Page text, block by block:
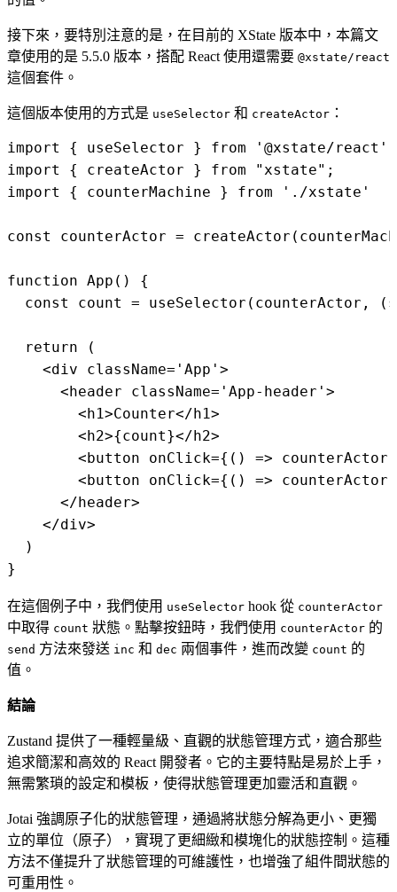
接下來，要特別注意的是，在目前的 XState 版本中，本篇文
章使用的是 5.5.0 版本，搭配 React 使用還需要 @xstate/react
這個套件。
這個版本使用的方式是 useSelector 和 createActor ：
import { useSelector } from '@xstate/react'
import { createActor } from "xstate";
import { counterMachine } from './xstate'
const counterActor =
function App() {
const count = useSelector(counterActor,
  return (
    <div className='App'>
      <header className='App-header'>
        <h1>Counter</h1>
        <h2>{count}</h2>
<button onClick={() =>
<button onClick={() =>
      </header>
    </div>
  )
在這個例子中，我們使用 useSelector hook 從 counterActor
中取得 count 狀態。點擊按鈕時，我們使用 counterActor 的
send 方法來發送 inc 和 dec 兩個事件，進而改變 count 的
值。
結論
Zustand 提供了一種輕量級、直觀的狀態管理方式，適合那些
追求簡潔和高效的 React 開發者。它的主要特點是易於上手，
無需繁瑣的設定和模板，使得狀態管理更加靈活和直觀。
Jotai 強調原子化的狀態管理，通過將狀態分解為更小、更獨
立的單位（原子），實現了更細緻和模塊化的狀態控制。這種
方法不僅提升了狀態管理的可維護性，也增強了組件間狀態的
可重用性。